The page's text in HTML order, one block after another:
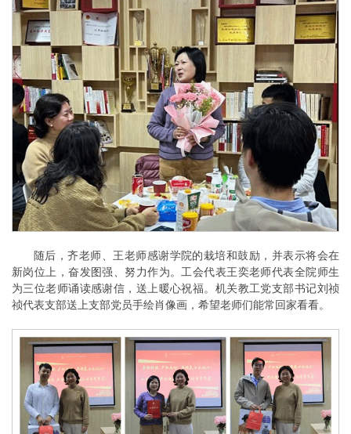
随后，齐老师、王老师感谢学院的栽培和鼓励，并表示将会在
新岗位上，奋发图强、努力作为。工会代表王奕老师代表全院师生
为三位老师诵读感谢信，送上暖心祝福。机关教工党支部书记刘祯
祯代表支部送上支部党员手绘肖像画，希望老师们能常回家看看。